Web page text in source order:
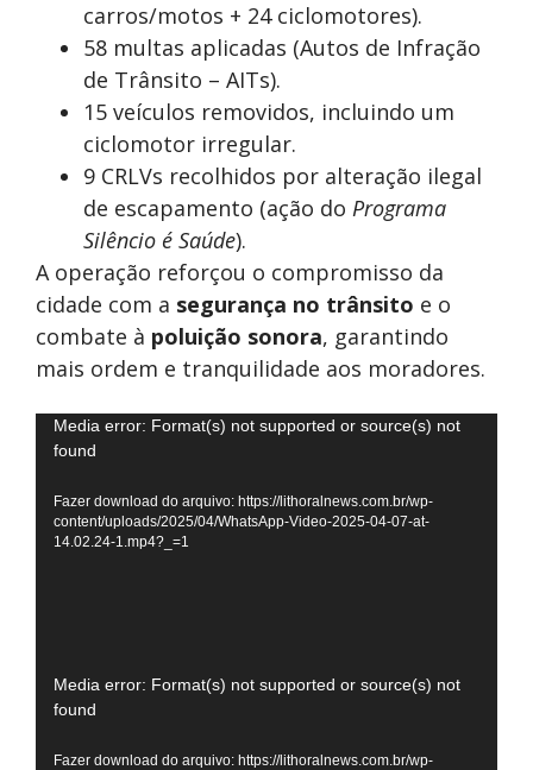
carros/motos + 24 ciclomotores).
58 multas aplicadas (Autos de Infração
de Trânsito – AITs).
15 veículos removidos, incluindo um
ciclomotor irregular.
9 CRLVs recolhidos por alteração ilegal
de escapamento (ação do Programa
Silêncio é Saúde).
A operação reforçou o compromisso da
cidade com a segurança no trânsito e o
combate à poluição sonora, garantindo
mais ordem e tranquilidade aos moradores.
Tocador
de
vídeo
Media error: Format(s) not supported or source(s) not
found
Fazer download do arquivo: https://lithoralnews.com.br/wp-
content/uploads/2025/04/WhatsApp-Video-2025-04-07-at-
14.02.24-1.mp4?_=1
Tocador
de
vídeo
Media error: Format(s) not supported or source(s) not
found
Fazer download do arquivo: https://lithoralnews.com.br/wp-